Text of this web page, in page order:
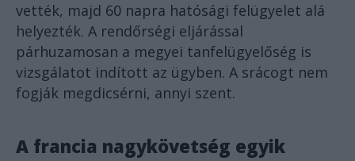
vették, majd 60 napra hatósági felügyelet alá
helyezték. A rendőrségi eljárással
párhuzamosan a megyei tanfelügyelőség is
vizsgálatot indított az ügyben. A srácogt nem
fogják megdicsérni, annyi szent.
A francia nagykövetség egyik